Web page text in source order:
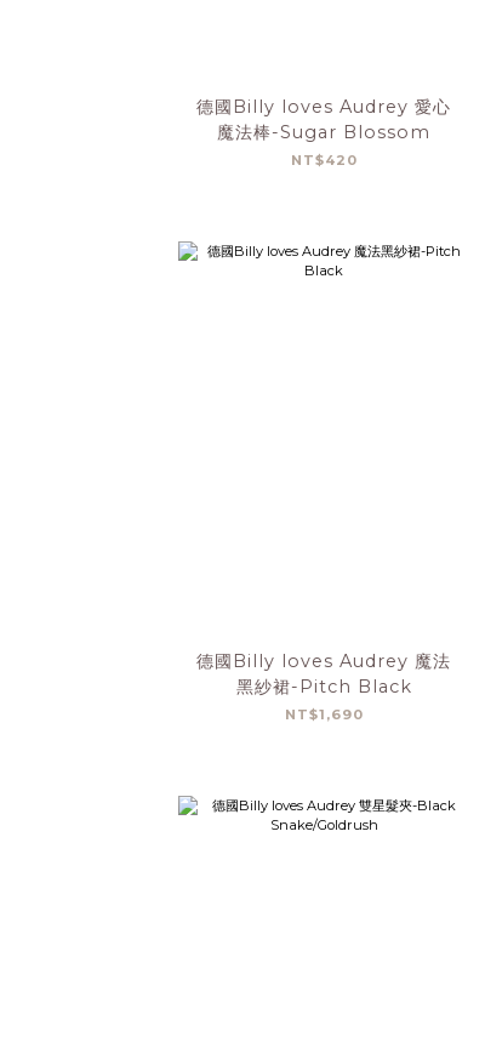
德國Billy loves Audrey 愛心
魔法棒-Sugar Blossom
NT$420
德國Billy loves Audrey 魔法
黑紗裙-Pitch Black
NT$1,690